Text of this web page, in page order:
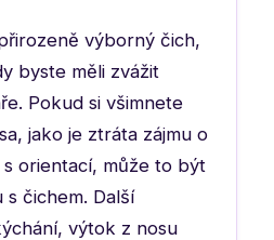
výborný čich,
byste měli zvážit
Pokud si všimnete
jako je ztráta zájmu o
orientací, může to být
čichem. Další
výtok z nosu